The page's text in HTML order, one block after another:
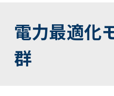
電力最適化
群